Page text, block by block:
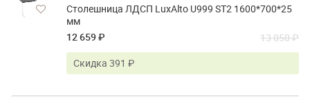
Столешница ЛДСП LuxAlto U999 ST2 1600*700*25
мм
12 659 ₽
13 050 ₽
Скидка 391 ₽